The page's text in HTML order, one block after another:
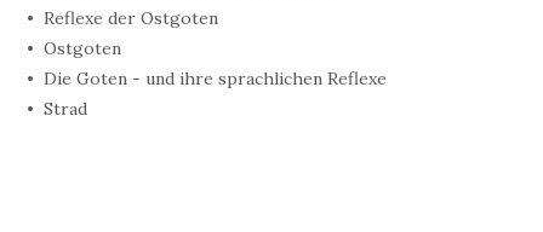
Reflexe der Ostgoten
Ostgoten
Die Goten - und ihre sprachlichen Reflexe
Strad